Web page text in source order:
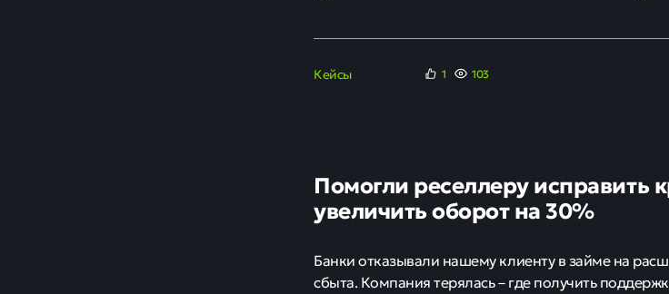
Кейсы 1 103
Помогли реселлеру исправить
увеличить оборот на 30%
Банки отказывали нашему клиенту в займе на
сбыта. Компания терялась – где получить